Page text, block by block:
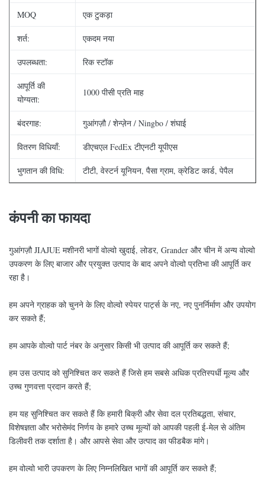
MOQ एक टुकड़ा
शर्त: एकदम नया
उपलब्धता: रिक स्टॉक
आपूर्ति की
योग्यता:
1000 पीसी प्रति माह
बंदरगाह: गुआंगज़ौ / शेन्ज़ेन / Ningbo / शंघाई
वितरण विधियाँ: डीएचएल FedEx टीएनटी यूपीएस
भुगतान की विधि: टीटी, वेस्टर्न यूनियन, पैसा ग्राम, क्रेडिट कार्ड, पेपैल
कंपनी का फायदा
गुआंगज़ौ JIAJUE मशीनरी भागों वोल्वो खुदाई, लोडर, Grander और चीन में अन्य वोल्वो
उपकरण के लिए बाजार और प्रयुक्त उत्पाद के बाद अपने वोल्वो प्रतिभा की आपूर्ति कर
रहा है।
हम अपने ग्राहक को चुनने के लिए वोल्वो स्पेयर पार्ट्स के नए, नए पुनर्निर्माण और उपयोग
कर सकते हैं;
हम आपके वोल्वो पार्ट नंबर के अनुसार किसी भी उत्पाद की आपूर्ति कर सकते हैं;
हम उस उत्पाद को सुनिश्चित कर सकते हैं जिसे हम सबसे अधिक प्रतिस्पर्धी मूल्य और
उच्च गुणवत्ता प्रदान करते हैं;
हम यह सुनिश्चित कर सकते हैं कि हमारी बिक्री और सेवा दल प्रतिबद्धता, संचार,
विशेषज्ञता और भरोसेमंद निर्णय के हमारे उच्च मूल्यों को आपकी पहली ई-मेल से अंतिम
डिलीवरी तक दर्शाता है। और आपसे सेवा और उत्पाद का फीडबैक मांगे।
हम वोल्वो भारी उपकरण के लिए निम्नलिखित भागों की आपूर्ति कर सकते हैं;